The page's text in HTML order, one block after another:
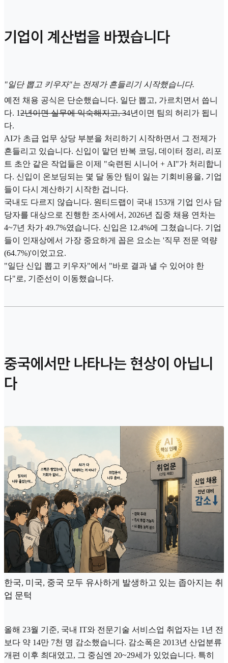
기업이 계산법을 바꿨습니다
"일단 뽑고 키우자"는 전제가 흔들리기 시작했습니다.
예전 채용 공식은 단순했습니다. 일단 뽑고, 가르치면서 씁니
다. 12년이면 실무에 익숙해지고, 34년이면 팀의 허리가 됩니
다.
AI가 초급 업무 상당 부분을 처리하기 시작하면서 그 전제가
흔들리고 있습니다. 신입이 맡던 반복 코딩, 데이터 정리, 리포
트 초안 같은 작업들은 이제 "숙련된 시니어 + AI"가 처리합니
다. 신입이 온보딩되는 몇 달 동안 팀이 잃는 기회비용을, 기업
들이 다시 계산하기 시작한 겁니다.
국내도 다르지 않습니다. 원티드랩이 국내 153개 기업 인사 담
당자를 대상으로 진행한 조사에서, 2026년 집중 채용 연차는
4~7년 차가 49.7%였습니다. 신입은 12.4%에 그쳤습니다. 기업
들이 인재상에서 가장 중요하게 꼽은 요소는 '직무 전문 역량
(64.7%)'이었고요.
"일단 신입 뽑고 키우자"에서 "바로 결과 낼 수 있어야 한
다"로, 기준선이 이동했습니다.
중국에서만 나타나는 현상이 아닙니
다
한국, 미국, 중국 모두 유사하게 발생하고 있는 좁아지는 취
업 문턱
올해 23월 기준, 국내 IT와 전문기술 서비스업 취업자는 1년 전
보다 약 14만 7천 명 감소했습니다. 감소폭은 2013년 산업분류
개편 이후 최대였고, 그 중심엔 20~29세가 있었습니다. 특히